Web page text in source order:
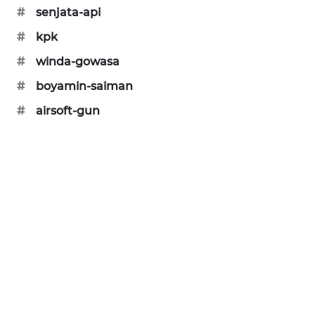
#
senjata-api
#
kpk
#
winda-gowasa
#
boyamin-saiman
#
airsoft-gun
PORTAL
KONSUMEN
FORWAMKI
ALPERKLINAS